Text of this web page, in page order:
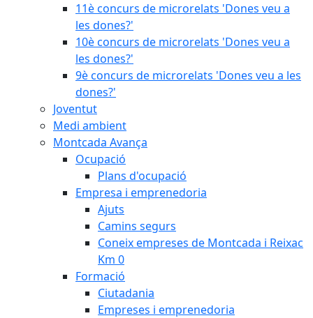
11è concurs de microrelats 'Dones veu a
les dones?'
10è concurs de microrelats 'Dones veu a
les dones?'
9è concurs de microrelats 'Dones veu a les
dones?'
Joventut
Medi ambient
Montcada Avança
Ocupació
Plans d'ocupació
Empresa i emprenedoria
Ajuts
Camins segurs
Coneix empreses de Montcada i Reixac
Km 0
Formació
Ciutadania
Empreses i emprenedoria